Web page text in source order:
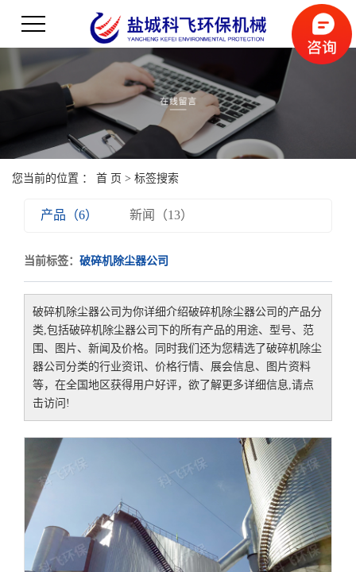
您当前的位置 ： 首 页 > 标签搜索
产品（6） 新闻（13）
当前标签： 破碎机除尘器公司
破碎机除尘器公司 为你详细介绍破碎机除尘器公司 的产品分
类,包括破碎机除尘器公司
下的所有产品的用途、型号、范
围、图片、新闻及价格。同时我们还为您精选了破碎机除尘
器公司 分类的行业资讯、价格行情、展会信息、图片资料
等，在全国地区获得用户好评，欲了解更多详细信息,请点
击访问!